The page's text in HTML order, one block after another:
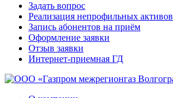
Задать вопрос
Реализация непрофильных активов
Запись абонентов на приём
Оформление заявки
Отзыв заявки
Интернет-приемная ГД